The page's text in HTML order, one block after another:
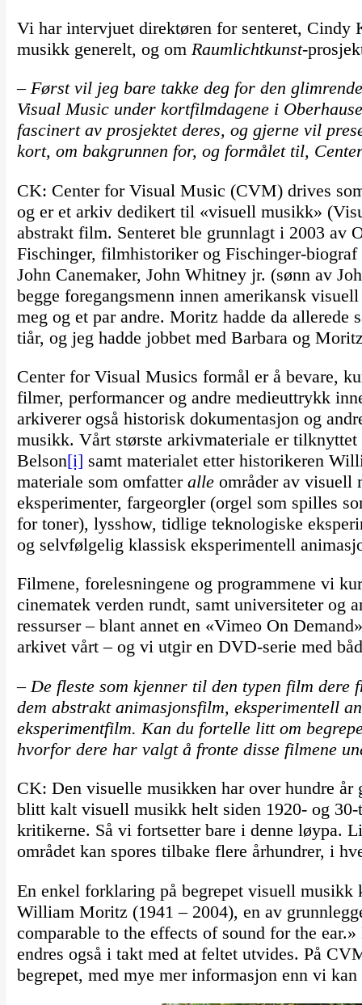
Vi har intervjuet direktøren for senteret, Cindy
musikk generelt, og om Raumlichtkunst-
– Først vil jeg bare takke deg for den
Visual Music under kortfilmdagene i
fascinert av prosjektet deres, og gjerne vil
kort, om bakgrunnen for, og formålet til,
CK: Center for Visual Music (CVM) drives
og er et arkiv dedikert til «visuell musikk»
abstrakt film. Senteret ble grunnlagt i 2003 av
Fischinger, filmhistoriker og Fischinger-
John Canemaker, John Whitney jr. (sønn av
begge foregangsmenn innen amerikansk
meg og et par andre. Moritz hadde da allerede
tiår, og jeg hadde jobbet med Barbara og
Center for Visual Musics formål er å bevare,
filmer, performancer og andre medieuttrykk
arkiverer også historisk dokumentasjon og
musikk. Vårt største arkivmateriale er
Belson[i] samt materialet etter historikeren
materiale som omfatter alleområder av visuell
eksperimenter, fargeorgler (orgel som spilles
for toner), lysshow, tidlige teknologiske
og selvfølgelig klassisk eksperimentell
Filmene, forelesningene og programmene vi
cinematek verden rundt, samt universiteter og
ressurser – blant annet en «Vimeo On
arkivet vårt – og vi utgir en DVD-serie med
– De fleste som kjenner til den typen film dere
dem abstrakt animasjonsfilm, eksperimentell
eksperimentfilm. Kan du fortelle litt om
hvorfor dere har valgt å fronte disse filmene
CK: Den visuelle musikken har over hundre
blitt kalt visuell musikk helt siden 1920- og
kritikerne. Så vi fortsetter bare i denne løypa.
området kan spores tilbake flere århundrer, i
En enkel forklaring på begrepet visuell musikk
William Moritz (1941 – 2004), en av
comparable to the effects of sound for the
endres også i takt med at feltet utvides. På
begrepet, med mye mer informasjon enn vi